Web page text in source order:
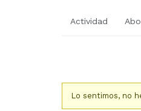
Actividad
Lo sentimos, no